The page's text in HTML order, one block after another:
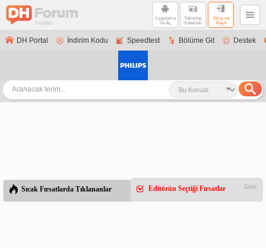
Uygulama
ile Aç
Teknoloji
Haberleri
Giriş ve
Kayıt
DH Portal İndirim Kodu Speedtest Bölüme Git Destek
Sıcak Fırsatlarda Tıklananlar Editörün Seçtiği Fırsatlar Gizle